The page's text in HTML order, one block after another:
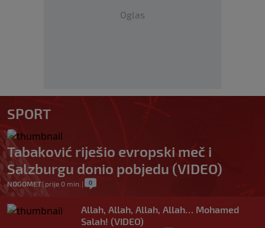
Oglas
SPORT
Tabaković riješio evropski meč i
Salzburgu donio pobjedu (VIDEO)
NOGOMET| prije 0 min. | 0
Allah, Allah, Allah, Allah… Mohamed
Salah! (VIDEO)